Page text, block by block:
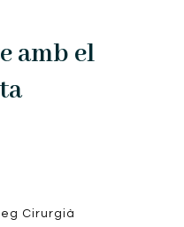
amb el
Cirurgià